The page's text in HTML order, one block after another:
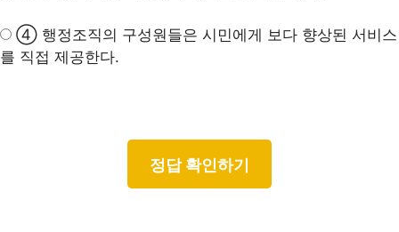
④ 행정조직의 구성원들은 시민에게 보다 향상된 서비스
를 직접 제공한다.